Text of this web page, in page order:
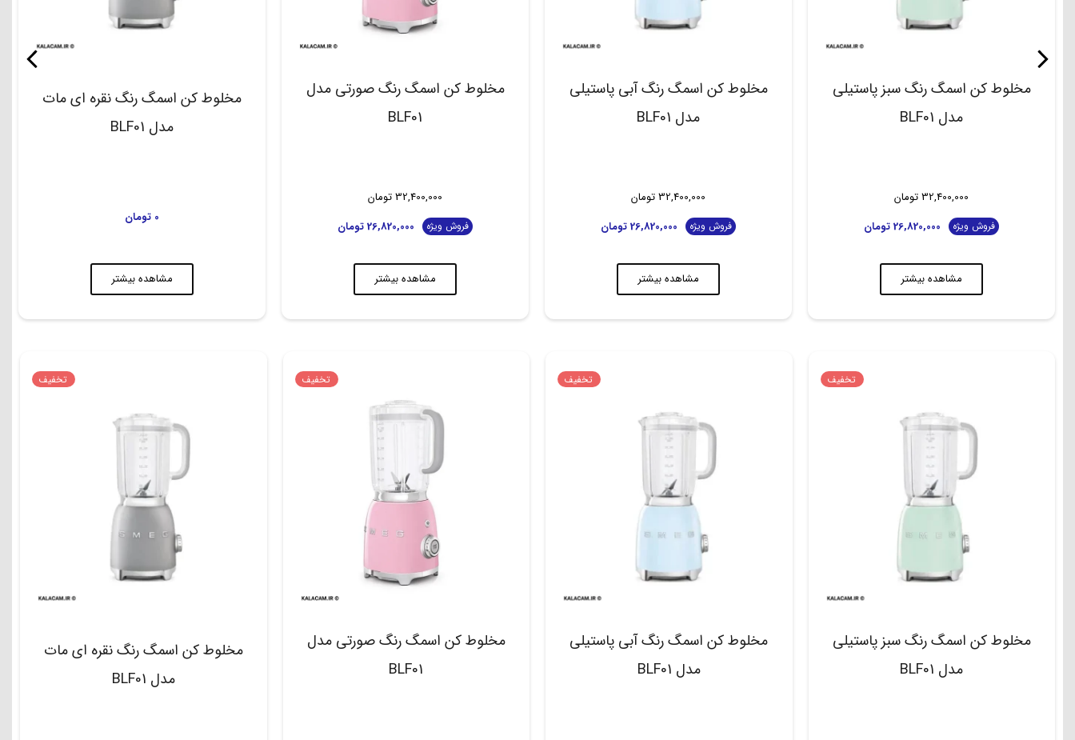
مخلوط کن اسمگ رنگ سبز پاستیلی
مدل BLF01
32,400,000تومان
فروش ویژه 26,820,000تومان
مشاهده بیشتر
مخلوط کن اسمگ رنگ آبی پاستیلی
مدل BLF01
32,400,000تومان
فروش ویژه 26,820,000تومان
مشاهده بیشتر
مخلوط کن اسمگ رنگ صورتی مدل
BLF01
32,400,000تومان
فروش ویژه 26,820,000تومان
مشاهده بیشتر
مخلوط کن اسمگ رنگ نقره ای مات
مدل BLF01
0 تومان
مشاهده بیشتر
تخفیف
مخلوط کن اسمگ رنگ سبز پاستیلی
مدل BLF01
تخفیف
مخلوط کن اسمگ رنگ آبی پاستیلی
مدل BLF01
تخفیف
مخلوط کن اسمگ رنگ صورتی مدل
BLF01
تخفیف
مخلوط کن اسمگ رنگ نقره ای مات
مدل BLF01